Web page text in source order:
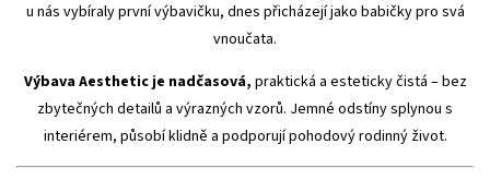
u nás vybíraly první výbavičku, dnes přicházejí jako babičky pro svá
vnoučata.
Výbava Aesthetic je nadčasová, praktická a esteticky čistá – bez
zbytečných detailů a výrazných vzorů. Jemné odstíny splynou s
interiérem, působí klidně a podporují pohodový rodinný život.